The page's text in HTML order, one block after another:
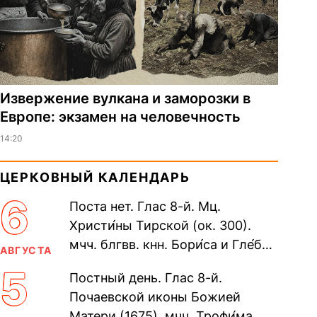
Извержение вулкана и заморозки в
Европе: экзамен на человечность
14:20
ЦЕРКОВНЫЙ КАЛЕНДАРЬ
6
АВГУСТА
Поста нет. Глас 8-й. Мц.
Христи́ны Тирской (ок. 300).
мчч. блгвв. кнн. Бори́са и Гле́ба,
Дави́да (1015). Прп....
5
Постный день. Глас 8-й.
Почаевской иконы Божией